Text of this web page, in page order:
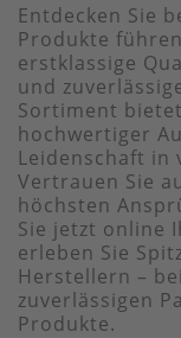
Entdecken Sie
Produkte
erstklassige
und
Sortiment
hochwertiger
Leidenschaft in
Vertrauen Sie
höchsten
Sie jetzt online
erleben Sie
Herstellern –
zuverlässigen
Produkte.